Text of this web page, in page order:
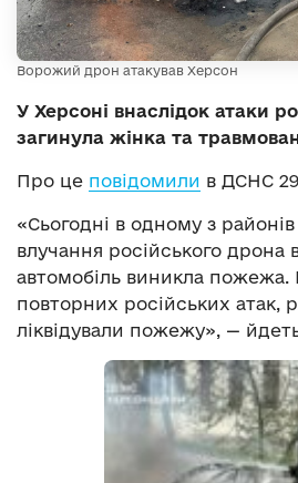
Ворожий дрон атакував Херсон
У Херсоні внаслідок атаки
загинула жінка та
Про це повідомили в ДСНС
«Сьогодні в одному з
влучання російського дрона
автомобіль виникла
повторних російських атак,
ліквідували пожежу», —